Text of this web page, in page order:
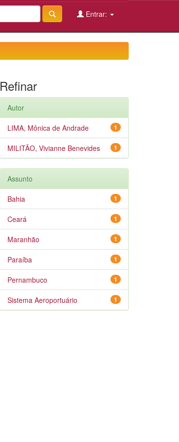
Entrar:
Refinar
Autor
1
LIMA, Mônica de Andrade
1
MILITÃO, Vivianne Benevides
Assunto
1
Bahia
1
Ceará
1
Maranhão
1
Paraíba
1
Pernambuco
1
Sistema Aeroportuário